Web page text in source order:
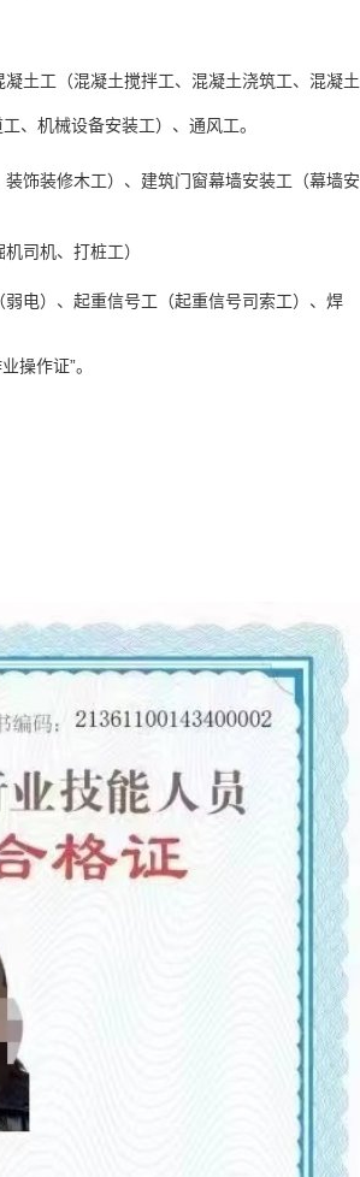
土工（混凝土搅拌工、混凝土浇筑工、混凝土
、机械设备安装工）、通风工。
饰装修木工）、建筑门窗幕墙安装工（幕墙安
司机、打桩工）
电）、起重信号工（起重信号司索工）、焊
操作证”。